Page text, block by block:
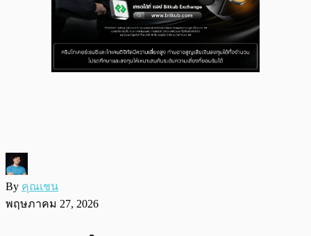
By คุณเชน
พฤษภาคม 27, 2026